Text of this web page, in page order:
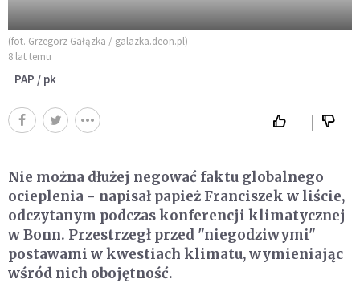
(fot. Grzegorz Gałązka / galazka.deon.pl)
8 lat temu
PAP / pk
Nie można dłużej negować faktu globalnego
ocieplenia - napisał papież Franciszek w liście,
odczytanym podczas konferencji klimatycznej
w Bonn. Przestrzegł przed "niegodziwymi"
postawami w kwestiach klimatu, wymieniając
wśród nich obojętność.